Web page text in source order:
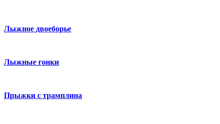
Лыжное двоеборье
Лыжные гонки
Прыжки с трамплина